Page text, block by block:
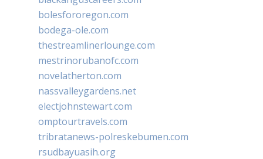
bolesfororegon.com
bodega-ole.com
thestreamlinerlounge.com
mestrinorubanofc.com
novelatherton.com
nassvalleygardens.net
electjohnstewart.com
omptourtravels.com
tribratanews-polreskebumen.com
rsudbayuasih.org